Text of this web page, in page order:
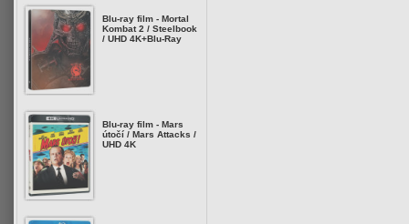
Blu-ray film - Mortal
Kombat 2 / Steelbook
/ UHD 4K+Blu-Ray
Blu-ray film - Mars
útočí / Mars Attacks /
UHD 4K